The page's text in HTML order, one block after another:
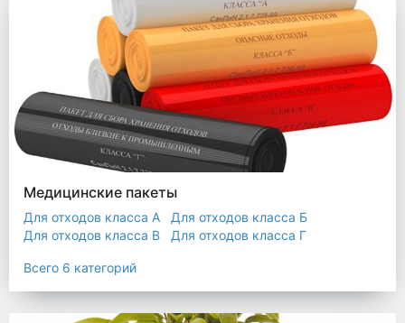
Медицинские пакеты
Для отходов класса А
Для отходов класса Б
Для отходов класса В
Для отходов класса Г
Пакеты термостойкие для утилизатора
Всего 6 категорий